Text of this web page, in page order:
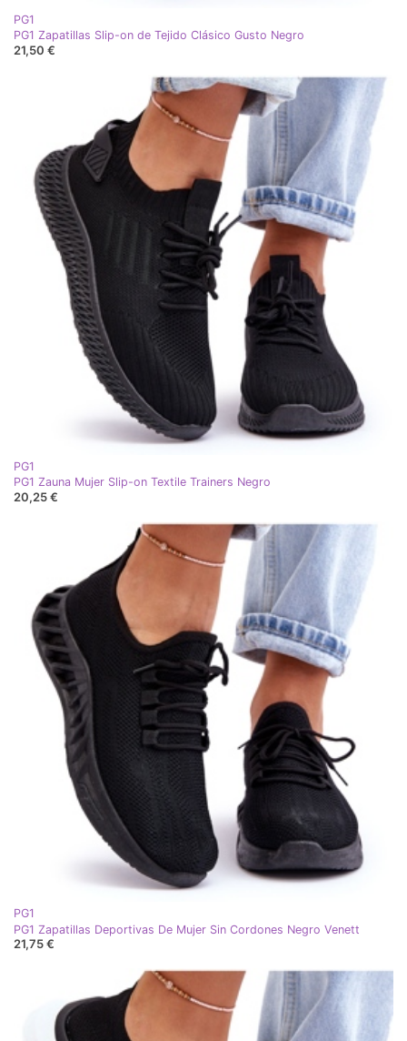
PG1
PG1 Zapatillas Slip-on de Tejido Clásico Gusto Negro
21,50 €
PG1
PG1 Zauna Mujer Slip-on Textile Trainers Negro
20,25 €
PG1
PG1 Zapatillas Deportivas De Mujer Sin Cordones Negro Venett
21,75 €